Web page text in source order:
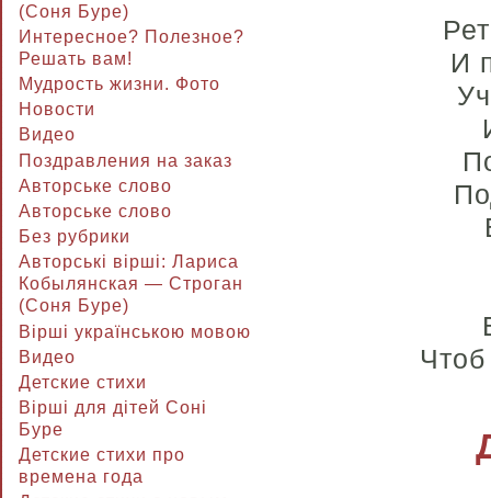
(Соня Буре)
Интересное? Полезное?
Решать вам!
Мудрость жизни. Фото
Новости
Видео
Поздравления на заказ
Авторське слово
Авторське слово
Без рубрики
Авторські вірші: Лариса
Кобылянская — Строган
(Соня Буре)
Вірші українською мовою
Видео
Детские стихи
Вірші для дітей Соні
Буре
Детские стихи про
времена года
И